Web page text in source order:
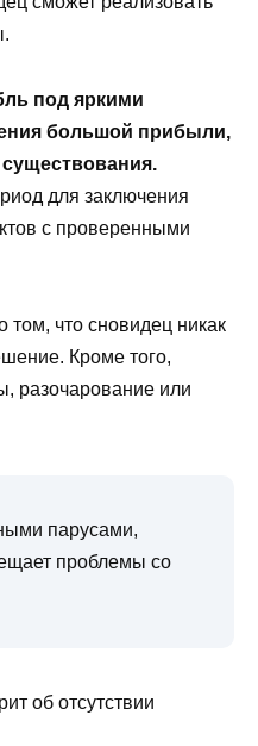
под яркими
большой прибыли,
для заключения
с проверенными
том, что сновидец никак
Кроме того,
разочарование или
парусами,
проблемы со
об отсутствии